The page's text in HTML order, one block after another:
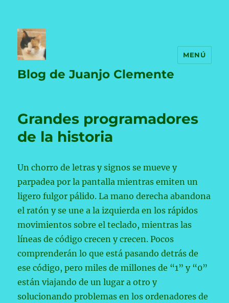
Blog de Juanjo Clemente
MENÚ
Grandes programadores
de la historia
Un chorro de letras y signos se mueve y
parpadea por la pantalla mientras emiten un
ligero fulgor pálido. La mano derecha abandona
el ratón y se une a la izquierda en los rápidos
movimientos sobre el teclado, mientras las
líneas de código crecen y crecen. Pocos
comprenderán lo que está pasando detrás de
ese código, pero miles de millones de “1” y “0”
están viajando de un lugar a otro y
solucionando problemas en los ordenadores de